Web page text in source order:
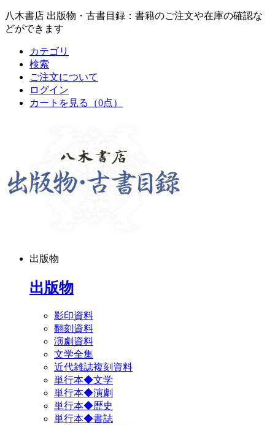
八木書店 出版物・古書目録：書籍のご注文や在庫の確認な
どができます
カテゴリ
検索
ご注文について
ログイン
カートを見る
（0点）
出版物
出版物
影印資料
翻刻資料
演劇資料
文学全集
近代雑誌複刻資料
単行本◆文学
単行本◆演劇
単行本◆歴史
単行本◆書誌